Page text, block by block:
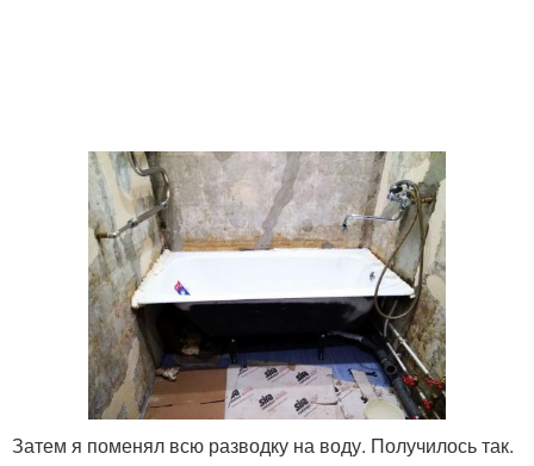
Затем я поменял всю разводку на воду. Получилось так.